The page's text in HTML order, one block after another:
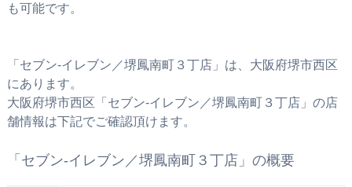
も可能です。
「セブン‐イレブン／堺鳳南町３丁店」は、大阪府堺市西区
にあります。
大阪府堺市西区「セブン‐イレブン／堺鳳南町３丁店」の店
舗情報は下記でご確認頂けます。
「セブン‐イレブン／堺鳳南町３丁店」の概要